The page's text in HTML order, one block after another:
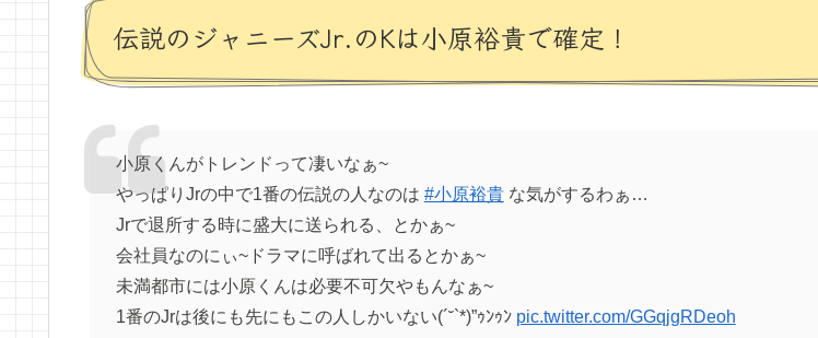
伝説のジャニーズJr.のKは小原裕貴で確定！
小原くんがトレンドって凄いなぁ~
やっぱりJrの中で1番の伝説の人なのは #小原裕貴な気がするわぁ…
Jrで退所する時に盛大に送られる、とかぁ~
会社員なのにぃ~ドラマに呼ばれて出るとかぁ~
未満都市には小原くんは必要不可欠やもんなぁ~
1番のJrは後にも先にもこの人しかいない(´˘`*)”ｩﾝｩﾝ pic.twitter.com/GGqjgRDeoh